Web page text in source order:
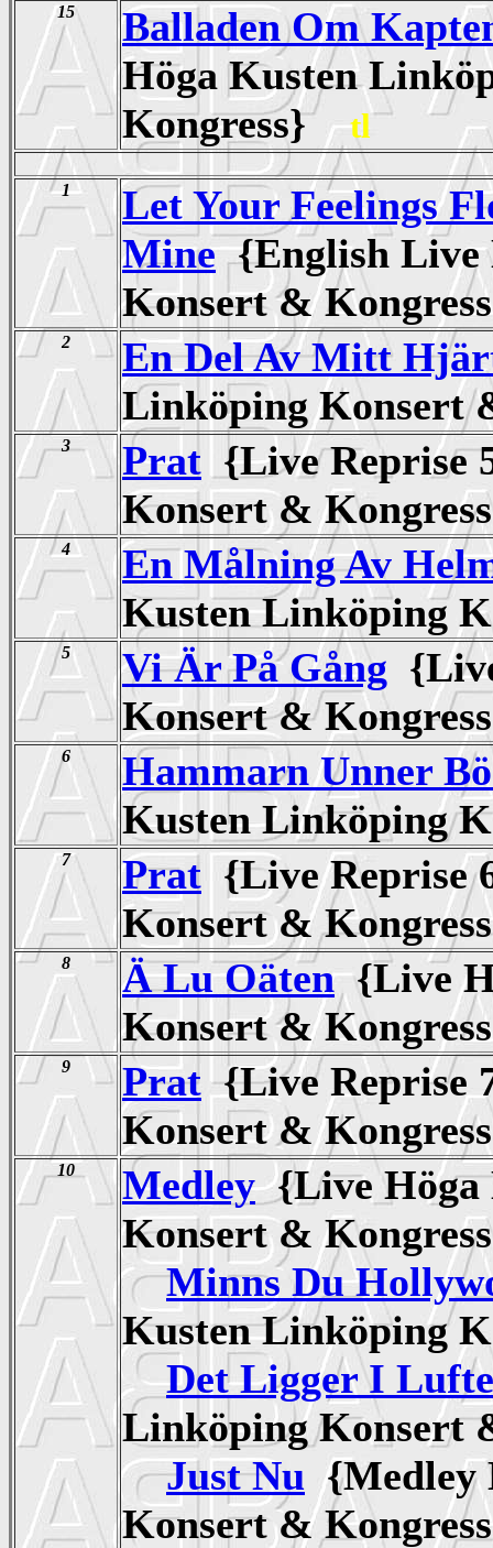
15
Balladen Om
Höga Kusten
Kongress}tl
1
Let Your Feelings
Mine{English Live
Konsert &
2
En Del Av Mitt
Linköping
3 Prat {Live Reprise
Konsert &
4
En Målning Av
Kusten Linköping
5 Vi Är På Gång
Konsert &
6
Hammarn Unner
Kusten Linköping
7 Prat {Live Reprise
Konsert &
8 Ä Lu Oäten{Live
Konsert &
9 Prat {Live Reprise
Konsert &
10 Medley{Live Höga
Konsert &
Minns Du
Kusten Linköping
Det Ligger I
Linköping
Just Nu {Medley
Konsert &